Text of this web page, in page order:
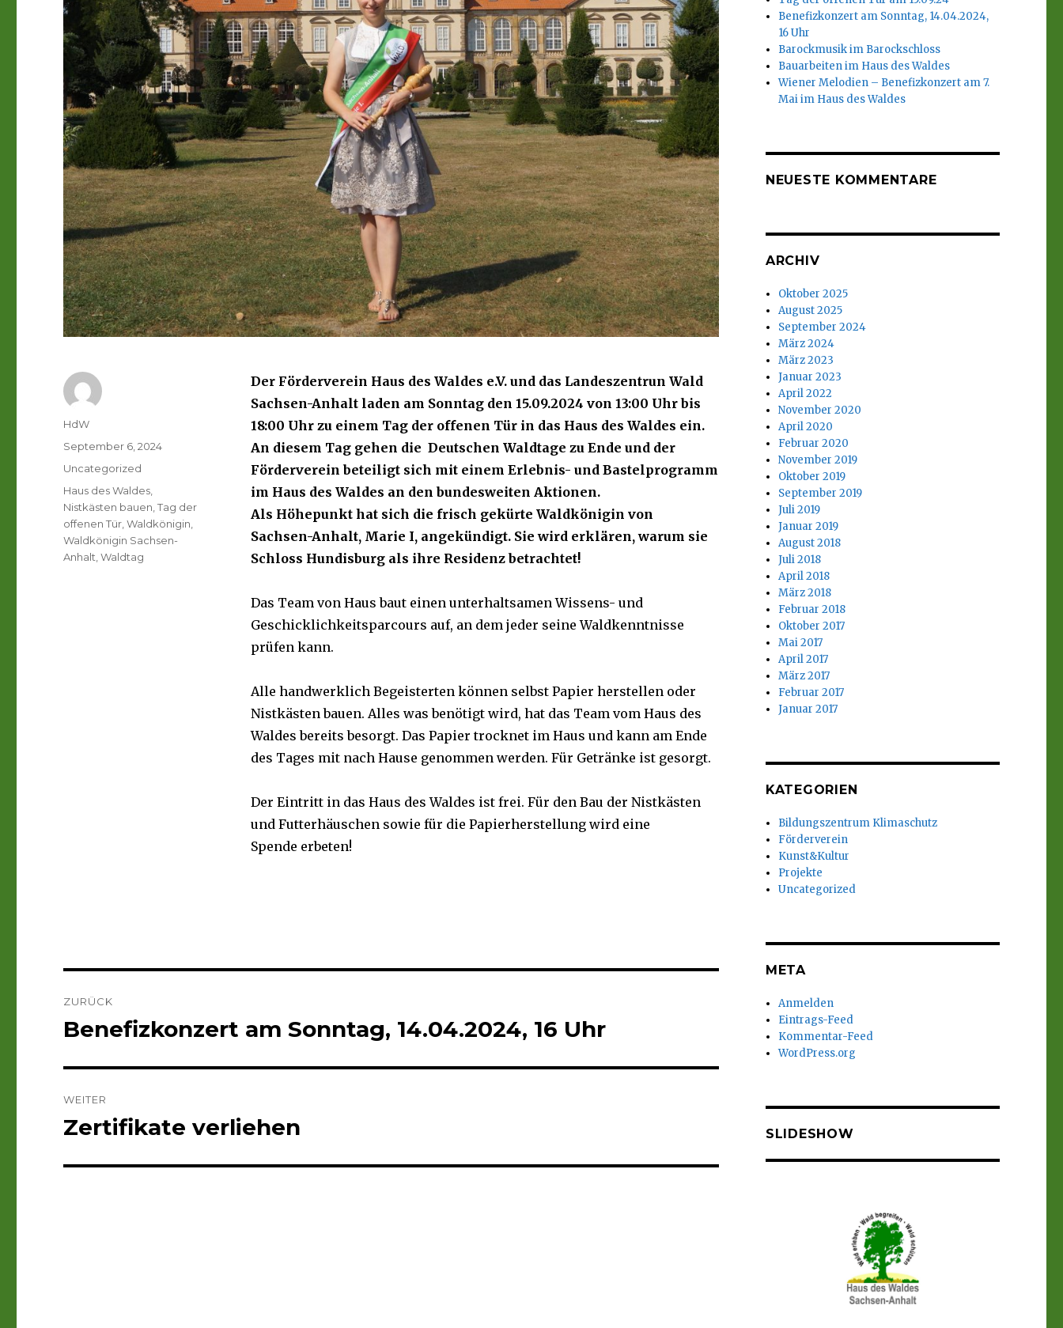
Der Förderverein Haus des Waldes e.V. und das Landeszentrun Wald
Sachsen-Anhalt laden am Sonntag den 15.09.2024 von 13:00 Uhr bis
18:00 Uhr zu einem Tag der offenen Tür in das Haus des Waldes ein.
An diesem Tag gehen die Deutschen Waldtage zu Ende und der
Förderverein beteiligt sich mit einem Erlebnis- und Bastelprogramm
im Haus des Waldes an den bundesweiten Aktionen.
Als Höhepunkt hat sich die frisch gekürte Waldkönigin von
Sachsen-Anhalt, Marie I, angekündigt. Sie wird erklären, warum sie
Schloss Hundisburg als ihre Residenz betrachtet!
Das Team von Haus baut einen unterhaltsamen Wissens- und
Geschicklichkeits­parcours auf, an dem jeder seine Waldkenntnisse
prüfen kann.
Alle handwerklich Begeisterten können selbst Papier herstellen oder
Nistkästen bauen. Alles was benötigt wird, hat das Team vom Haus des
Waldes bereits besorgt. Das Papier trocknet im Haus und kann am Ende
des Tages mit nach Hause genommen werden. Für Getränke ist gesorgt.
Der Eintritt in das Haus des Waldes ist frei. Für den Bau der Nistkästen
und Futterhäuschen sowie für die Papierherstellung wird eine
Spende erbeten!
Autor
HdW
Veröffentlicht
September 6, 2024
Kategorien
Uncategorized
Schlagwörter
Haus des Waldes
Nistkästen bauen ,Tag der
offenen Tür ,Waldkönigin
Waldkönigin Sachsen-
Anhalt ,Waldtag
ZURÜCK
Vorheriger
Benefizkonzert am Sonntag, 14.04.2024, 16 Uhr
WEITER
Nächster
Zertifikate verliehen
Benefizkonzert am Sonntag, 14.04.2024,
16 Uhr
Barockmusik im Barockschloss
Bauarbeiten im Haus des Waldes
Wiener Melodien – Benefizkonzert am 7.
Mai im Haus des Waldes
NEUESTE KOMMENTARE
ARCHIV
Oktober 2025
August 2025
September 2024
März 2024
März 2023
Januar 2023
April 2022
November 2020
April 2020
Februar 2020
November 2019
Oktober 2019
September 2019
Juli 2019
Januar 2019
August 2018
Juli 2018
April 2018
März 2018
Februar 2018
Oktober 2017
Mai 2017
April 2017
März 2017
Februar 2017
Januar 2017
KATEGORIEN
Bildungszentrum Klimaschutz
Förderverein
Kunst&Kultur
Projekte
Uncategorized
META
Anmelden
Eintrags-Feed
Kommentar-Feed
WordPress.org
SLIDESHOW